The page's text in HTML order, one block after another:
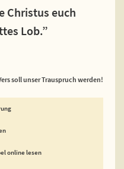
Christus euch
Lob.”
soll unser Trauspruch werden!
online lesen